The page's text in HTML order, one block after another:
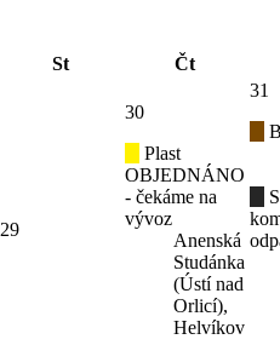
St Čt
29
30
Plast
OBJEDNÁNO
- čekáme na
vývoz
Anenská
Studánka
(Ústí nad
Orlicí),
Helvíkov
31